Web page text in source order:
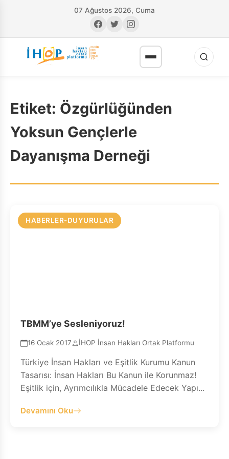
07 Ağustos 2026, Cuma
Etiket: Özgürlüğünden
Yoksun Gençlerle
Dayanışma Derneği
HABERLER-DUYURULAR
TBMM’ye Sesleniyoruz!
16 Ocak 2017 İHOP İnsan Hakları Ortak Platformu
Türkiye İnsan Hakları ve Eşitlik Kurumu Kanun
Tasarısı: İnsan Hakları Bu Kanun ile Korunmaz!
Eşitlik için, Ayrımcılıkla Mücadele Edecek Yapı...
Devamını Oku